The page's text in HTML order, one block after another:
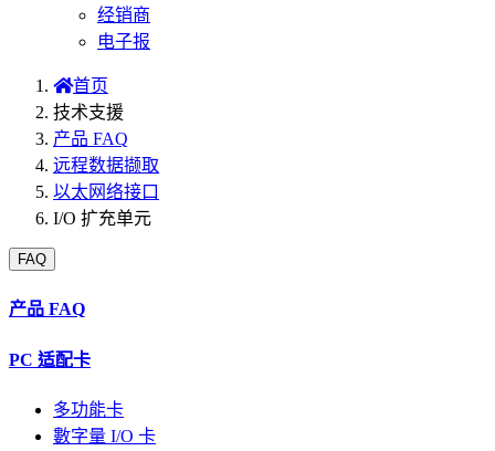
经销商
电子报
首页
技术支援
产品 FAQ
远程数据撷取
以太网络接口
I/O 扩充单元
FAQ
产品 FAQ
PC 适配卡
多功能卡
數字量 I/O 卡